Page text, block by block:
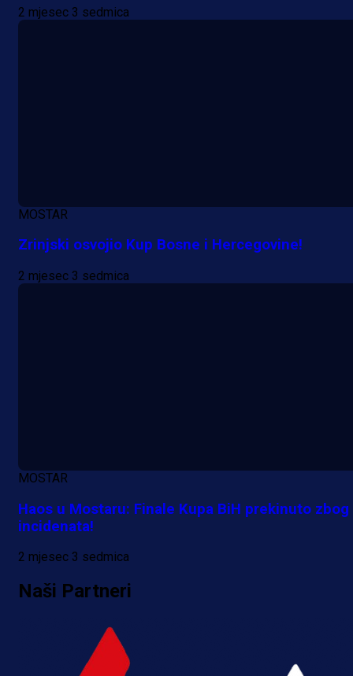
2 mjesec 3 sedmica
MOSTAR
Zrinjski osvojio Kup Bosne i Hercegovine!
2 mjesec 3 sedmica
MOSTAR
Haos u Mostaru: Finale Kupa BiH prekinuto zbog
incidenata!
2 mjesec 3 sedmica
Naši Partneri